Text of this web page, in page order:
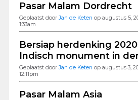
Pasar Malam Dordrecht
Geplaatst doorJan de Keten op augustus 5,
1:33am
Bersiap herdenking
Indisch monument in
Geplaatst doorJan de Keten op augustus 3,
12:11pm
Pasar Malam Asia